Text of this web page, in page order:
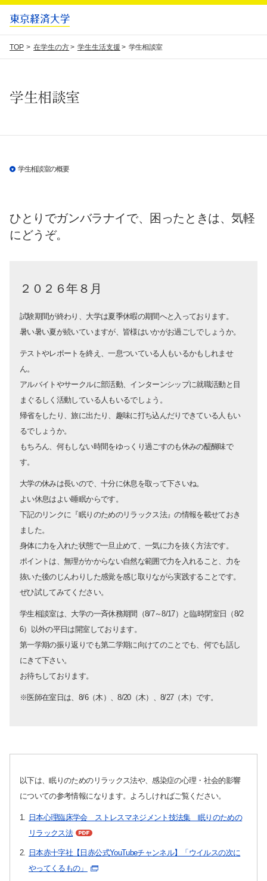
TOP 在学生の方 学生生活支援 学生相談室
学生相談室
学生相談室の概要
ひとりでガンバラナイで、困ったときは、気軽
にどうぞ。
２０２６年８月
試験期間が終わり、大学は夏季休暇の期間へと入っております。
暑い暑い夏が続いていますが、皆様はいかがお過ごしでしょうか。
テストやレポートを終え、一息ついている人もいるかもしれませ
ん。
アルバイトやサークルに部活動、インターンシップに就職活動と目
まぐるしく活動している人もいるでしょう。
帰省をしたり、旅に出たり、趣味に打ち込んだりできている人もい
るでしょうか。
もちろん、何もしない時間をゆっくり過ごすのも休みの醍醐味で
す。
大学の休みは長いので、十分に休息を取って下さいね。
よい休息はよい睡眠からです。
下記のリンクに『眠りのためのリラックス法』の情報を載せておき
ました。
身体に力を入れた状態で一旦止めて、一気に力を抜く方法です。
ポイントは、無理がかからない自然な範囲で力を入れること、力を
抜いた後のじんわりした感覚を感じ取りながら実践することです。
ぜひ試してみてください。
学生相談室は、大学の一斉休務期間（8/7～8/17）と臨時閉室日（8/2
6）以外の平日は開室しております。
第一学期の振り返りでも第二学期に向けてのことでも、何でも話し
にきて下さい。
お待ちしております。
※医師在室日は、8/6（木）、8/20（木）、8/27（木）です。
以下は、眠りのためのリラックス法や、感染症の心理・社会的影響
についての参考情報になります。よろしければご覧ください。
日本心理臨床学会 ストレスマネジメント技法集 眠りのための
リラックス法
日本赤十字社【日赤公式YouTubeチャンネル】「ウイルスの次に
やってくるもの」